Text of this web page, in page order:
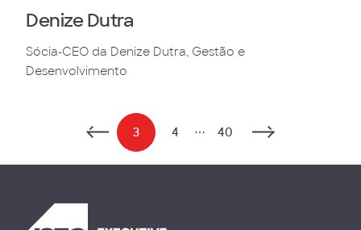
Denize Dutra
Sócia-CEO da Denize Dutra, Gestão e
Desenvolvimento
3 4 ⋯ 40